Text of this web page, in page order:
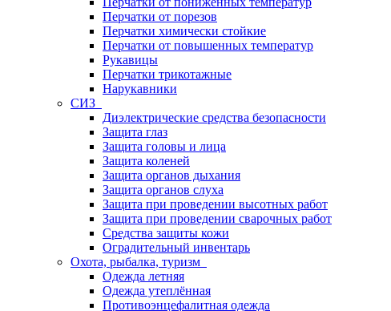
Перчатки от порезов
Перчатки химически стойкие
Перчатки от повышенных температур
Рукавицы
Перчатки трикотажные
Нарукавники
СИЗ
Диэлектрические средства безопасности
Защита глаз
Защита головы и лица
Защита коленей
Защита органов дыхания
Защита органов слуха
Защита при проведении высотных работ
Защита при проведении сварочных работ
Средства защиты кожи
Оградительный инвентарь
Охота, рыбалка, туризм
Одежда летняя
Одежда утеплённая
Противоэнцефалитная одежда